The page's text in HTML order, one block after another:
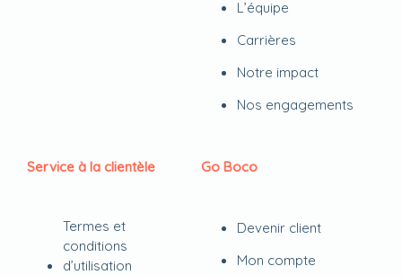
L’équipe
Carrières
Notre impact
Nos engagements
Service à la clientèle
Termes et
conditions
d’utilisation
Go Boco
Devenir client
Mon compte